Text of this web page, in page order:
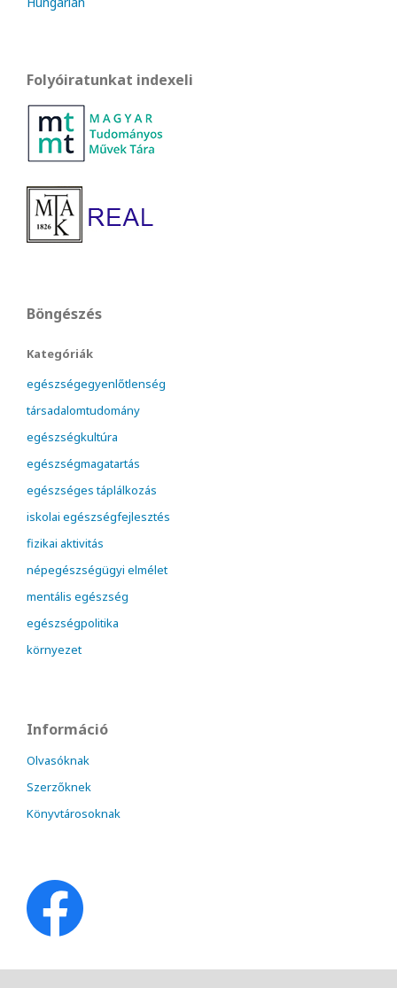
Folyóiratunkat indexeli
Böngészés
Kategóriák
egészségegyenlőtlenség
társadalomtudomány
egészségkultúra
egészségmagatartás
egészséges táplálkozás
iskolai egészségfejlesztés
fizikai aktivitás
népegészségügyi elmélet
mentális egészség
egészségpolitika
környezet
Információ
Olvasóknak
Szerzőknek
Könyvtárosoknak